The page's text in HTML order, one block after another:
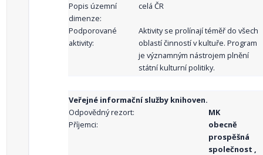
Popis územní
dimenze:
celá ČR
Podporované
aktivity:
Aktivity se prolínají téměř do všech
oblastí činností v kultuře. Program
je významným nástrojem plnění
státní kulturní politiky.
Veřejné informační služby knihoven.
Odpovědný rezort:
MK
Příjemci:
obecně
prospěšná
společnost ,